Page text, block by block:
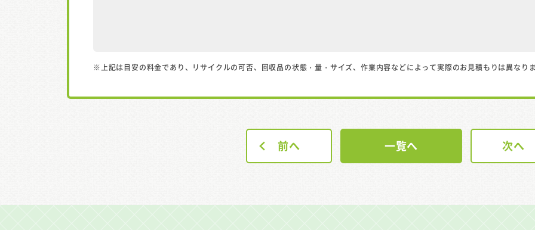
※上記は目安の料金であり、リサイクルの可否、回収品の状態・量・サイズ、作業内容などによって実際のお見積もりは異なり
前へ 一覧へ 次へ